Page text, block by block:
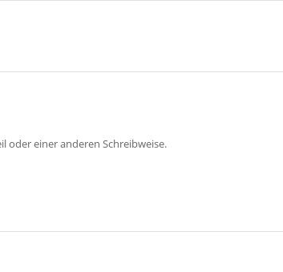
oder einer anderen Schreibweise.